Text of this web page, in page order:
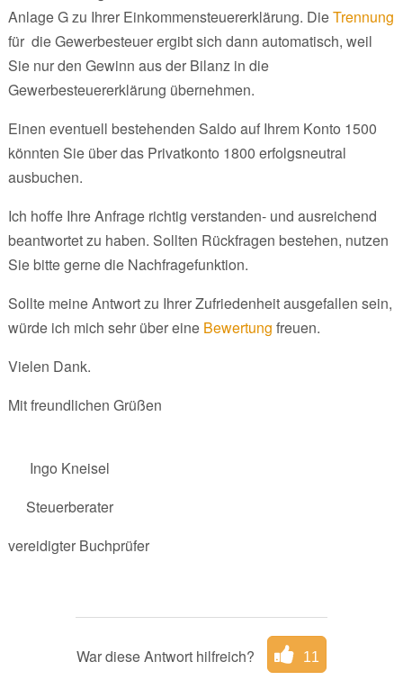
Anlage G zu Ihrer Einkommensteuererklärung. DieTrennung
für die Gewerbesteuer ergibt sich dann automatisch, weil
Sie nur den Gewinn aus der Bilanz in die
Gewerbesteuererklärung übernehmen.
Einen eventuell bestehenden Saldo auf Ihrem Konto 1500
könnten Sie über das Privatkonto 1800 erfolgsneutral
ausbuchen.
Ich hoffe Ihre Anfrage richtig verstanden- und ausreichend
beantwortet zu haben. Sollten Rückfragen bestehen, nutzen
Sie bitte gerne die Nachfragefunktion.
Sollte meine Antwort zu Ihrer Zufriedenheit ausgefallen sein,
würde ich mich sehr über eine Bewertung freuen.
Vielen Dank.
Mit freundlichen Grüßen
Ingo Kneisel
Steuerberater
vereidigter Buchprüfer
War diese Antwort hilfreich? 11